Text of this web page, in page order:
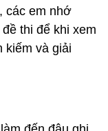
các em nhớ
thi để khi xem
kiếm và giải